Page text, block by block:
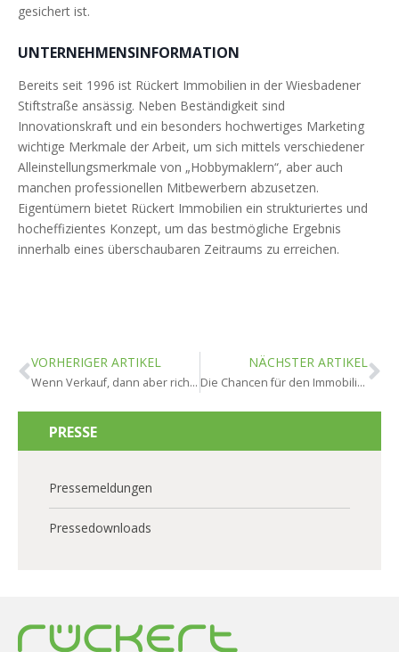
gesichert ist.
UNTERNEHMENSINFORMATION
Bereits seit 1996 ist Rückert Immobilien in der Wiesbadener
Stiftstraße ansässig. Neben Beständigkeit sind
Innovationskraft und ein besonders hochwertiges Marketing
wichtige Merkmale der Arbeit, um sich mittels verschiedener
Alleinstellungsmerkmale von „Hobbymaklern“, aber auch
manchen professionellen Mitbewerbern abzusetzen.
Eigentümern bietet Rückert Immobilien ein strukturiertes und
hocheffizientes Konzept, um das bestmögliche Ergebnis
innerhalb eines überschaubaren Zeitraums zu erreichen.
VORHERIGER ARTIKEL
Wenn Verkauf, dann aber richtig
NÄCHSTER ARTIKEL
Die Chancen für den Immobilienverkauf aktiv steigern
PRESSE
Pressemeldungen
Pressedownloads